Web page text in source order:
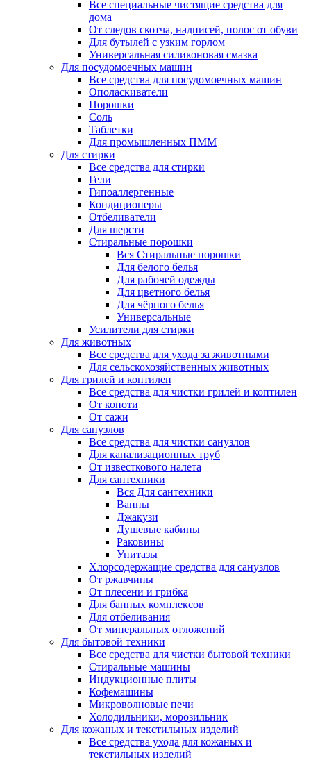
Все специальные чистящие средства для
дома
От следов скотча, надписей, полос от обуви
Для бутылей с узким горлом
Универсальная силиконовая смазка
Для посудомоечных машин
Все средства для посудомоечных машин
Ополаскиватели
Порошки
Соль
Таблетки
Для промышленных ПММ
Для стирки
Все средства для стирки
Гели
Гипоаллергенные
Кондиционеры
Отбеливатели
Для шерсти
Стиральные порошки
Вся Стиральные порошки
Для белого белья
Для рабочей одежды
Для цветного белья
Для чёрного белья
Универсальные
Усилители для стирки
Для животных
Все средства для ухода за животными
Для сельскохозяйственных животных
Для грилей и коптилен
Все средства для чистки грилей и коптилен
От копоти
От сажи
Для санузлов
Все средства для чистки санузлов
Для канализационных труб
От известкового налета
Для сантехники
Вся Для сантехники
Ванны
Джакузи
Душевые кабины
Раковины
Унитазы
Хлорсодержащие средства для санузлов
От ржавчины
От плесени и грибка
Для банных комплексов
Для отбеливания
От минеральных отложений
Для бытовой техники
Все средства для чистки бытовой техники
Стиральные машины
Индукционные плиты
Кофемашины
Микроволновые печи
Холодильники, морозильник
Для кожаных и текстильных изделий
Все средства ухода для кожаных и
текстильных изделий